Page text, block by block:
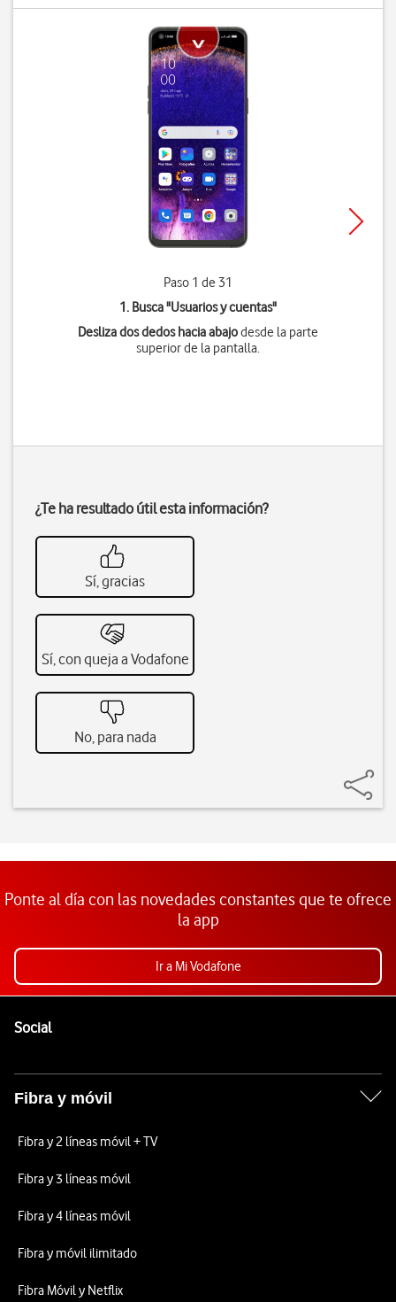
Paso 1 de 31
1. Busca "Usuarios y cuentas"
Desliza dos dedos hacia abajodesde la parte
superior de la pantalla.
¿Te ha resultado útil esta información?
Sí, gracias
Sí, con queja a Vodafone
No, para nada
Ponte al día con las novedades constantes que te ofrece
la app
Ir a Mi Vodafone
SocialEnlaces a las redes sociales de Vodafone
Fibra y móvil
Fibra y 2 líneas móvil + TV
Fibra y 3 líneas móvil
Fibra y 4 líneas móvil
Fibra y móvil ilimitado
Fibra Móvil y Netflix